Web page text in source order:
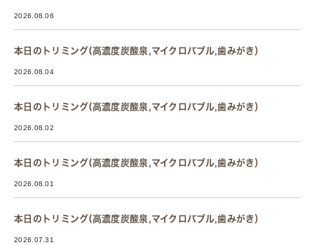
2026.08.06
本日のトリミング(高濃度炭酸泉,マイクロバブル,歯みがき）
2026.08.04
本日のトリミング(高濃度炭酸泉,マイクロバブル,歯みがき）
2026.08.02
本日のトリミング(高濃度炭酸泉,マイクロバブル,歯みがき）
2026.08.01
本日のトリミング(高濃度炭酸泉,マイクロバブル,歯みがき）
2026.07.31